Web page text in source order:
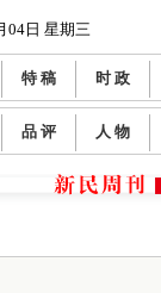
04日 星期三
特 稿 时 政
品 评 人 物